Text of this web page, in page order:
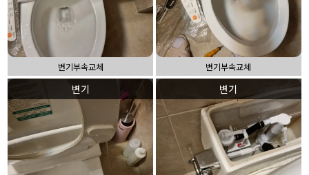
변기부속교체 변기부속교체
변기 변기